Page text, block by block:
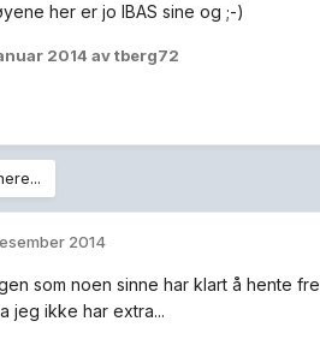
her er jo IBAS sine og ;-)
2014 av tberg72
2014
som noen sinne har klart å hente
jeg ikke har extra...